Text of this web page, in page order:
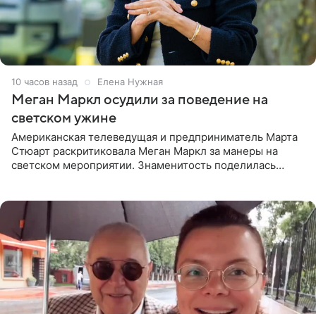
10 часов назад Елена Нужная
Меган Маркл осудили за поведение на
светском ужине
Американская телеведущая и предприниматель Марта
Стюарт раскритиковала Меган Маркл за манеры на
светском мероприятии. Знаменитость поделилась